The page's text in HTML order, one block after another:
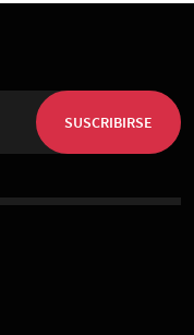
SUSCRIBIRSE